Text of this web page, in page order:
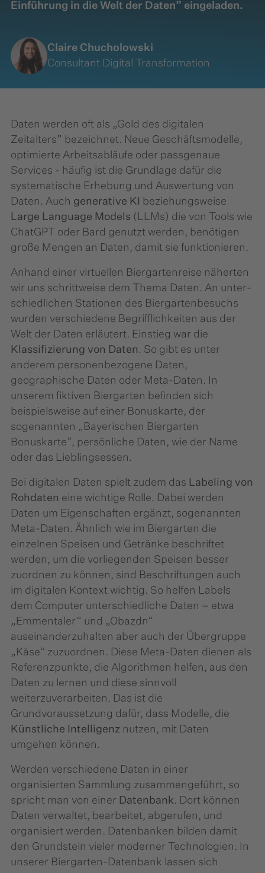
Einführung in die Welt der Daten” eingeladen.
Claire Chucholowski
Consultant Digital Transformation
Daten werden oft als „Gold des digitalen
Zeitalters” bezeichnet. Neue Geschäftsmodelle,
optimierte Arbeitsabläufe oder passgenaue
Services - häufig ist die Grundlage dafür die
systematische Erhebung und Auswertung von
Daten. Auch generative KI
beziehungsweise
Large Language Models (LLMs) die von Tools wie
ChatGPT oder Bard genutzt werden, benötigen
große Mengen an Daten, damit sie funktionieren.
Anhand einer virtuellen Biergartenreise näherten
wir uns schrittweise dem Thema Daten. An unter­
schied­lichen Stationen des Biergartenbesuchs
wurden verschiedene Begrifflichkeiten aus der
Welt der Daten erläutert. Einstieg war die
Klassifizierung von Daten . So gibt es unter
anderem personenbezogene Daten,
geographische Daten oder Meta-Daten. In
unserem fiktiven Biergarten befinden sich
beispielsweise auf einer Bonuskarte, der
sogenannten „Bayerischen Biergarten
Bonuskarte”, persönliche Daten, wie der Name
oder das Lieblingsessen.
Bei digitalen Daten spielt zudem das Labeling von
Rohdaten eine wichtige Rolle. Dabei werden
Daten um Eigenschaften ergänzt, sogenannten
Meta-Daten. Ähnlich wie im Biergarten die
einzelnen Speisen und Getränke beschriftet
werden, um die vorliegenden Speisen besser
zuordnen zu können, sind Beschriftungen auch
im digitalen Kontext wichtig. So helfen Labels
dem Computer unterschiedliche Daten – etwa
„Emmentaler“ und „Obazdn“
auseinanderzuhalten aber auch der Übergruppe
„Käse“ zuzuordnen. Diese Meta-Daten dienen als
Referenzpunkte, die Algorithmen helfen, aus den
Daten zu lernen und diese sinnvoll
weiterzuverarbeiten. Das ist die
Grundvoraussetzung dafür, dass Modelle, die
Künstliche Intelligenz nutzen, mit Daten
umgehen können.
Werden verschiedene Daten in einer
organisierten Sammlung zusammengeführt, so
spricht man von einer Datenbank. Dort können
Daten verwaltet, bearbeitet, abgerufen, und
organisiert werden. Datenbanken bilden damit
den Grundstein vieler moderner Technologien. In
unserer Biergarten-Datenbank lassen sich